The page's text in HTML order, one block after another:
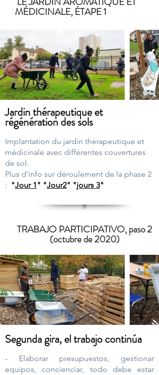
MÉDICINALE, ÉTAPE 1
Jardin thérapeutique et
régénération des sols
Implantation du jardin thérapeutique et
médicinale avec différentes couvertures
de sol.
Plus d'info sur déroulement de la phase 2
: "Jour 1 " "Jour2" "jours 3"
TRABAJO PARTICIPATIVO, paso 2
(octubre de 2020)
Segunda gira, el trabajo continúa
- Elaborar presupuestos, gestionar
equipos, concienciar, todo debe estar